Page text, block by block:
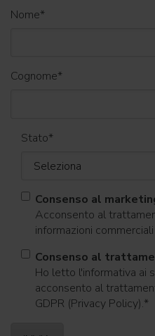
Nome*
Cognome*
Stato*
Consenso al
Acconsento al
informazioni
Consenso al
Ho letto l'informativa ai
acconsento al
GDPR (Privacy Policy).*